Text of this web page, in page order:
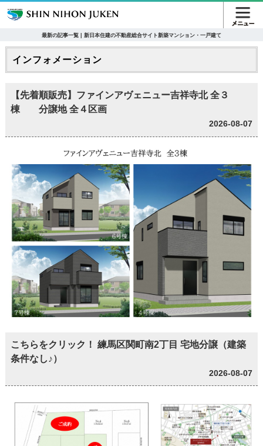
最新の記事一覧 | 新日本住建の不動産総合サイト新築マンション・一戸建て
インフォメーション
【先着順販売】ファインアヴェニュー吉祥寺北 全３
棟 分譲地 全４区画
2026-08-07
こちらをクリック！ 練馬区関町南2丁目 宅地分譲（建築
条件なし♪）
2026-08-07